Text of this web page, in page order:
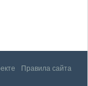
Правила сайта